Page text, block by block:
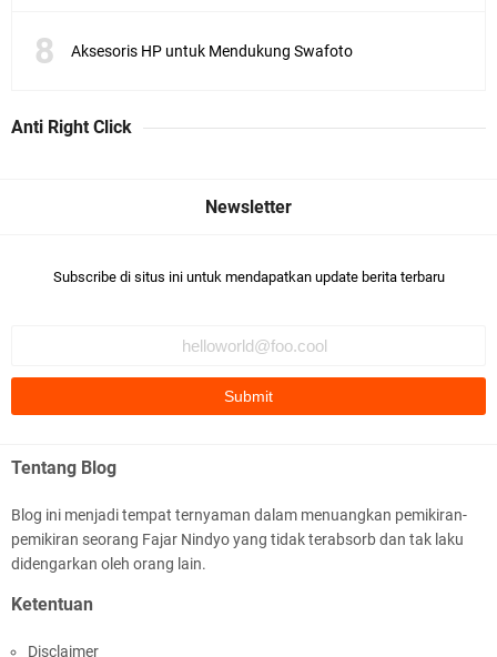
Aksesoris HP untuk Mendukung Swafoto
Anti Right Click
Subscribe di situs ini untuk mendapatkan update berita terbaru
Tentang Blog
Blog ini menjadi tempat ternyaman dalam menuangkan pemikiran-
pemikiran seorang Fajar Nindyo yang tidak terabsorb dan tak laku
didengarkan oleh orang lain.
Ketentuan
Disclaimer